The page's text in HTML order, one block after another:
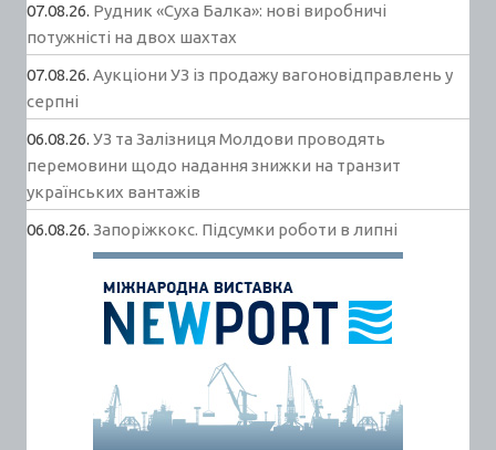
07.08.26. Рудник «Суха Балка»: нові виробничі
потужністі на двох шахтах
07.08.26. Аукціони УЗ із продажу вагоновідправлень у
серпні
06.08.26. УЗ та Залізниця Молдови проводять
перемовини щодо надання знижки на транзит
українських вантажів
06.08.26. Запоріжкокс. Підсумки роботи в липні